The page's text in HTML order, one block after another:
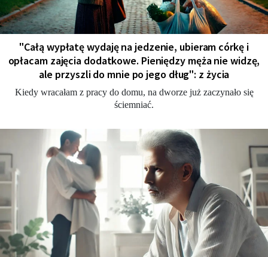
"Całą wypłatę wydaję na jedzenie, ubieram córkę i
opłacam zajęcia dodatkowe. Pieniędzy męża nie widzę,
ale przyszli do mnie po jego dług": z życia
Kiedy wracałam z pracy do domu, na dworze już zaczynało się
ściemniać.